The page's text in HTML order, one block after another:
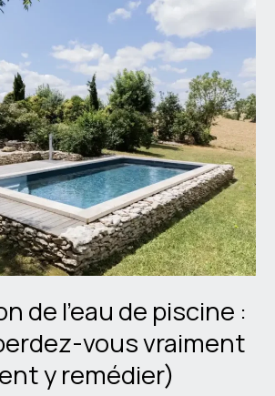
de l’eau de piscine :
vous vraiment
y remédier)